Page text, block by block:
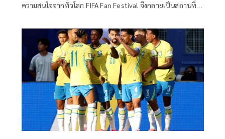
ความสนใจจากทั่วโลก FIFA Fan Festival จึงกลายเป็นสถานที่
และมีส่วนร่วมในการแสดงที่ยิ่งใหญ่ที่สุดในโลก